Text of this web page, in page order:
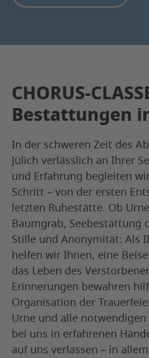
CHORUS-
Bestattungen
In der schweren Zeit des
Jülich verlässlich an Ihrer
und Erfahrung begleiten
Schritt – von der ersten
letzten Ruhestätte. Ob
Baumgrab, Seebestattung
Stille und Anonymität: Als
helfen wir Ihnen, eine
das Leben des
Erinnerungen bewahren
Organisation der
Urne und alle
bei uns in erfahrenen
auf uns verlassen – in